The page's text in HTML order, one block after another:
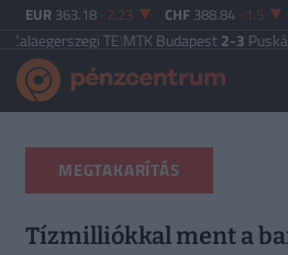
EUR 363.18 -2.23 CHF 388.84 -1.5
TE|MTK Budapest2-3Puskás
MEGTAKARÍTÁS
Tízmilliókkal ment a